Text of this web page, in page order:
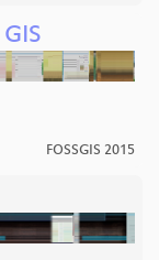
FOSSGIS 2015